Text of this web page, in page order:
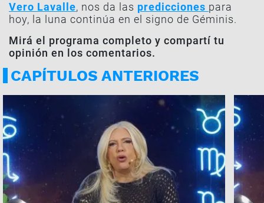
Vero Lavalle, nos da las predicciones para
hoy, la luna continúa en el signo de Géminis.
Mirá el programa completo y compartí tu
opinión en los comentarios.
CAPÍTULOS ANTERIORES